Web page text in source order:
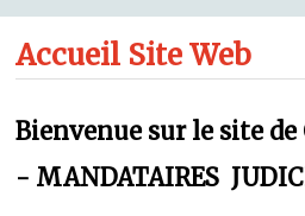
Accueil Site Web
Bienvenue sur le site de
- MANDATAIRES